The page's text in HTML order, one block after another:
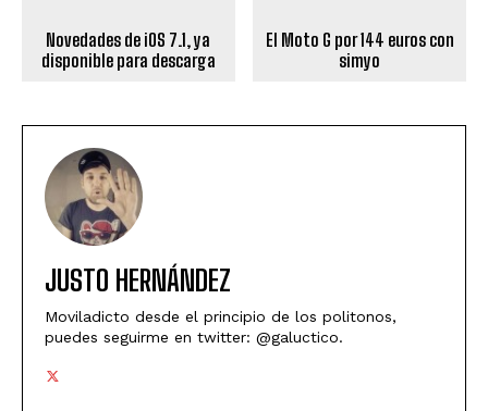
Novedades de iOS 7.1, ya
disponible para descarga
El Moto G por 144 euros con
simyo
JUSTO HERNÁNDEZ
Moviladicto desde el principio de los politonos,
puedes seguirme en twitter: @galuctico.